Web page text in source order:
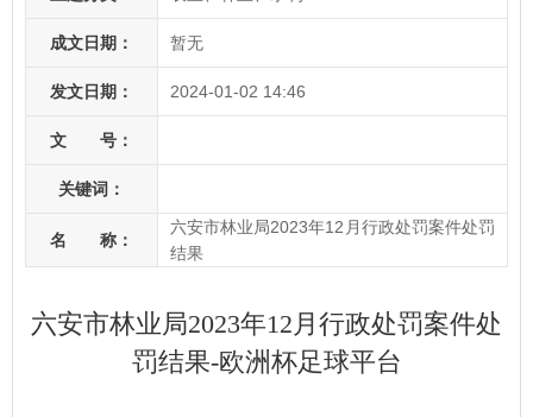
成文日期： 暂无
发文日期： 2024-01-02 14:46
文 号：
关键词：
名 称：
六安市林业局2023年12月行政处罚案件处罚
结果
六安市林业局2023年12月行政处罚案件处
罚结果-欧洲杯足球平台